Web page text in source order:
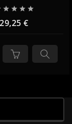
   
29,25 €